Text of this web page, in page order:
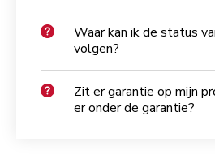
Waar kan ik de status
volgen?
Zit er garantie op mijn
er onder de garantie?